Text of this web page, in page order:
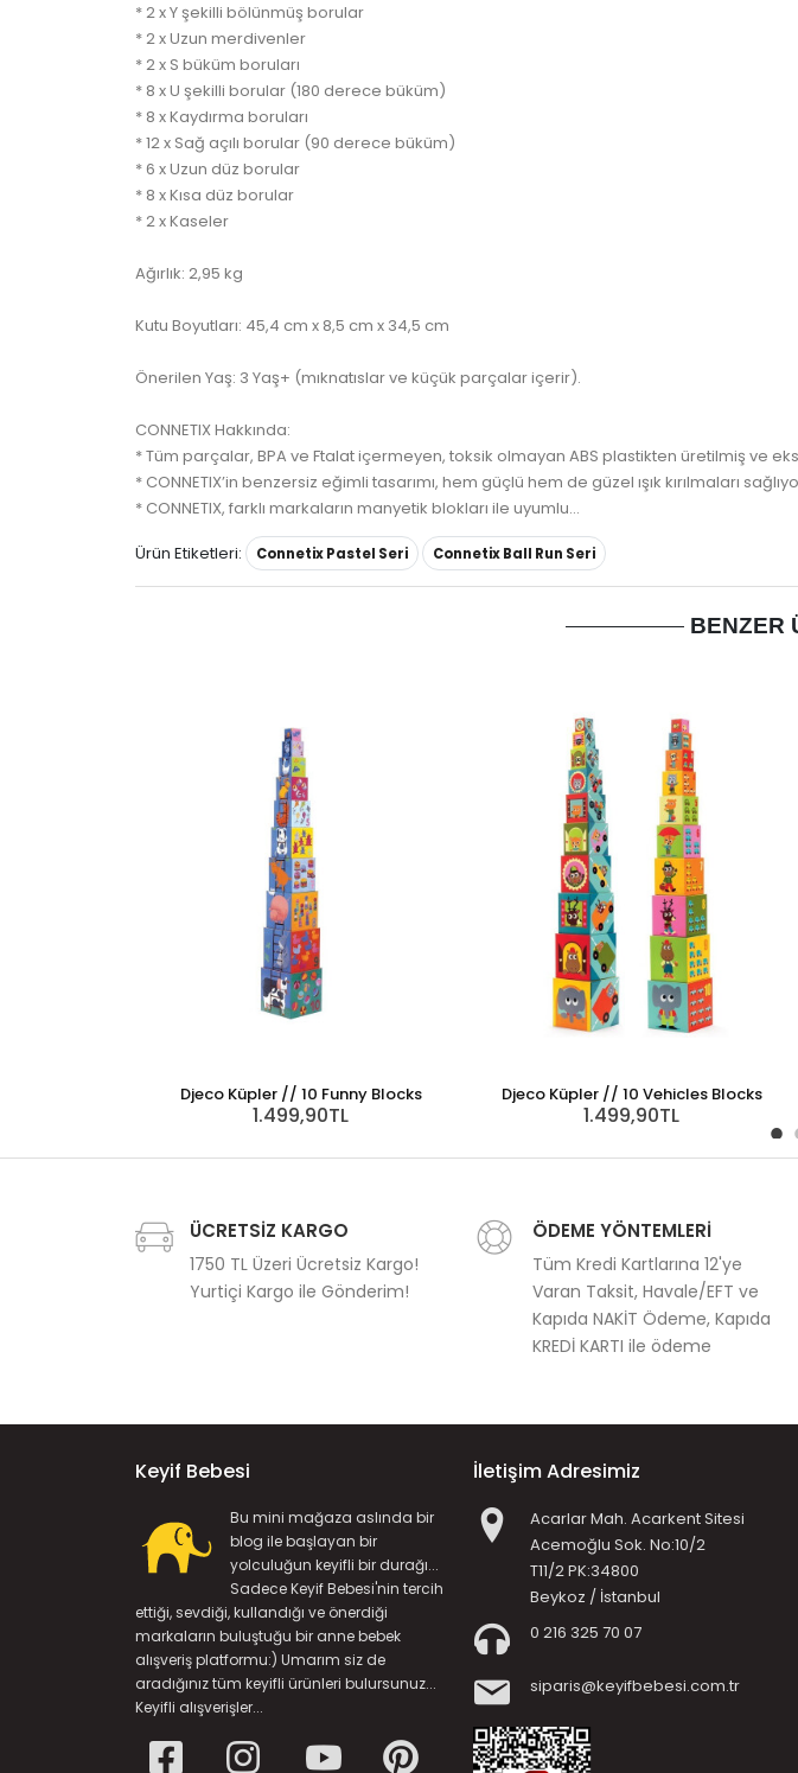
* 2 x Y şekilli bölünmüş borular
* 2 x Uzun merdivenler
* 2 x S büküm boruları
* 8 x U şekilli borular (180 derece büküm)
* 8 x Kaydırma boruları
* 12 x Sağ açılı borular (90 derece büküm)
* 6 x Uzun düz borular
* 8 x Kısa düz borular
* 2 x Kaseler
Ağırlık: 2,95 kg
Kutu Boyutları: 45,4 cm x 8,5 cm x 34,5 cm
Önerilen Yaş: 3 Yaş+ (mıknatıslar ve küçük parçalar içerir).
CONNETIX Hakkında:
* Tüm parçalar, BPA ve Ftalat içermeyen, toksik olmayan ABS plastikten üretilmiş ve
* CONNETIX’in benzersiz eğimli tasarımı, hem güçlü hem de güzel ışık kırılmaları
* CONNETIX, farklı markaların manyetik blokları ile uyumlu...
Ürün Etiketleri:
Connetix Pastel Seri Connetix Ball Run Seri
BENZER
Djeco Küpler // 10 Funny Blocks
1.499,90TL
Djeco Küpler // 10 Vehicles Blocks
1.499,90TL
ÜCRETSİZ KARGO
1750 TL Üzeri Ücretsiz Kargo!
Yurtiçi Kargo ile Gönderim!
ÖDEME YÖNTEMLERİ
Tüm Kredi Kartlarına 12'ye
Varan Taksit, Havale/EFT ve
Kapıda NAKİT Ödeme, Kapıda
KREDİ KARTI ile ödeme
Keyif Bebesi
Bu mini mağaza aslında bir
blog ile başlayan bir
yolculuğun keyifli bir durağı...
Sadece Keyif Bebesi'nin tercih
ettiği, sevdiği, kullandığı ve önerdiği
markaların buluştuğu bir anne bebek
alışveriş platformu:) Umarım siz de
aradığınız tüm keyifli ürünleri bulursunuz...
Keyifli alışverişler...
İletişim Adresimiz
Acarlar Mah. Acarkent Sitesi
Acemoğlu Sok. No:10/2
T11/2 PK:34800
Beykoz / İstanbul
0 216 325 70 07
siparis@keyifbebesi.com.tr